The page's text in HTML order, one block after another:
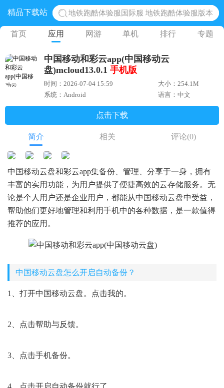
精品下载站
地铁跑酷体验服国际服 地铁跑酷体验服版本
网易光遇手游正版 点亮星空共庆周年
蛋仔派对下载 蛋仔派对体验服
奥特曼王者传奇 正版奥特曼游戏
首页 应用 网游 单机 排行 专题
中国移动和彩云app(中国移动云
盘)mcloud13.0.1 手机版
时间：2026-07-04 15:59
大小：254.1M
系统：Android
语言：中文
点击下载
简介 相关 评论(0)
中国移动云盘和彩云app集备份、管理、分享于一身，拥有
丰富的实用功能，为用户提供了便捷高效的云存储服务。无
论是个人用户还是企业用户，都能从中国移动云盘中受益，
帮助他们更好地管理和利用手机中的各种数据，是一款值得
推荐的应用。
中国移动云盘怎么开启自动备份？
1、打开中国移动云盘。点击我的。
2、点击帮助与反馈。
3、点击手机备份。
4、点击开启自动备份就行了。